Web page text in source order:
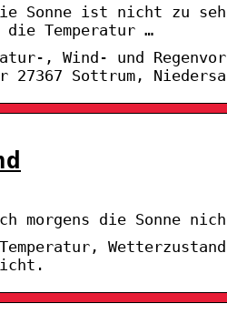
Sonne ist nicht zu
Temperatur …
, Wind- und
Sottrum,
morgens die Sonne